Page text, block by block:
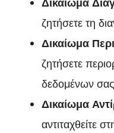
ζητήσετε τη
Δικαίωμα
ζητήσετε
δεδομένων
Δικαίωμα
αντιταχθείτε